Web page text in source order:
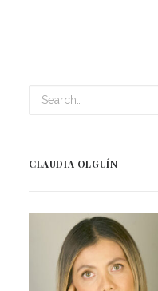
CLAUDIA OLGUÍN